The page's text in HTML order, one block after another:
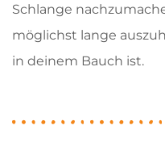
Schlange
möglichst lange
in deinem Bauch ist.